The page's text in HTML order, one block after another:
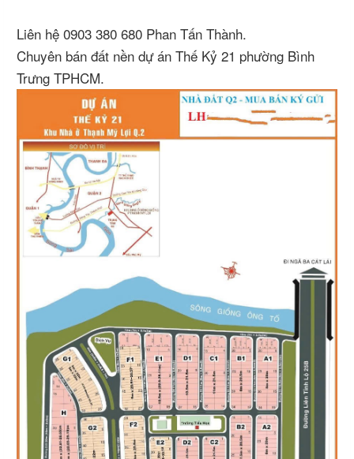
Liên hệ 0903 380 680 Phan Tấn Thành.
Chuyên bán đất nền dự án Thế Kỷ 21 phường Bình
Trưng TPHCM.